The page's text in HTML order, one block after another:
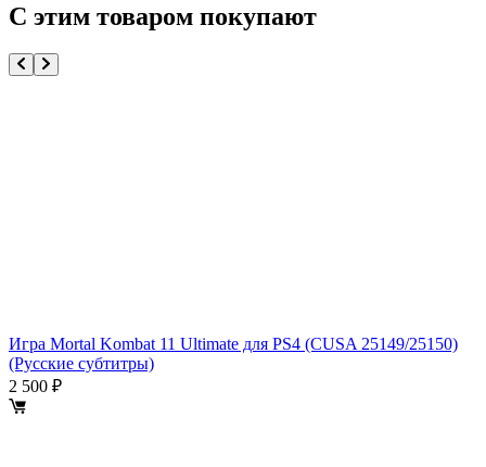
С этим товаром покупают
Игра Mortal Kombat 11 Ultimate для PS4 (CUSA 25149/25150)
(Русские субтитры)
2 500 ₽